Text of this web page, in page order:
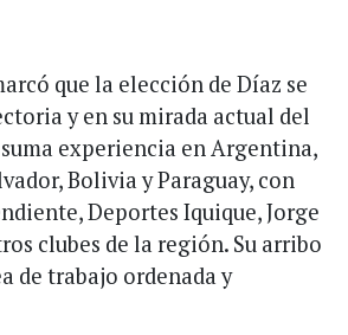
que la elección de Díaz se
y en su mirada actual del
experiencia en Argentina,
Bolivia y Paraguay, con
Deportes Iquique, Jorge
clubes de la región. Su arribo
de trabajo ordenada y